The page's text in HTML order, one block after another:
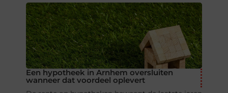
Een hypotheek in Arnhem oversluiten
wanneer dat voordeel oplevert